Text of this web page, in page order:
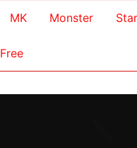
MK Monster
Free